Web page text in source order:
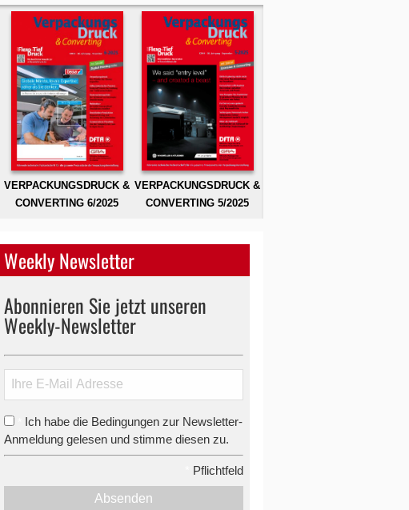
VERPACKUNGSDRUCK &
CONVERTING 6/2025
VERPACKUNGSDRUCK &
CONVERTING 5/2025
Weekly Newsletter
Abonnieren Sie jetzt unseren
Weekly-Newsletter
Ich habe die Bedingungen zur Newsletter-
Anmeldung gelesen und stimme diesen zu.
Pflichtfeld
Absenden